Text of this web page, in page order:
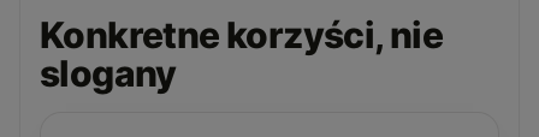
Konkretne korzyści, nie
slogany